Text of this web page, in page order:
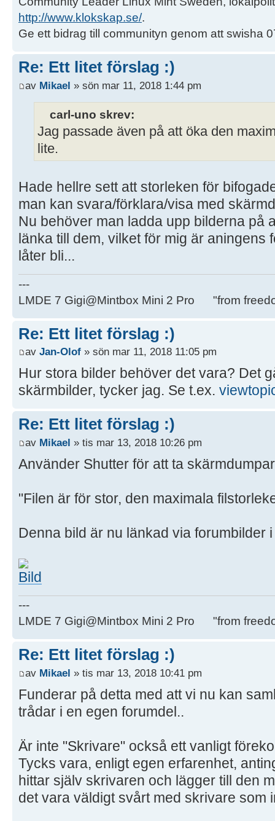
http://www.klokskap.se/.
Ge ett bidrag till communityn genom att swisha
Re: Ett litet förslag :)
av Mikael » sön mar 11, 2018 1:44 pm
carl-uno skrev:
Jag passade även på att öka den
lite.
Hade hellre sett att storleken för
man kan svara/förklara/visa med
Nu behöver man ladda upp bilderna på
länka till dem, vilket för mig är aningens
låter bli...
---
LMDE 7 Gigi@Mintbox Mini 2 Pro "from
Re: Ett litet förslag :)
av Jan-Olof » sön mar 11, 2018 11:05 pm
Hur stora bilder behöver det vara? Det
skärmbilder, tycker jag. Se t.ex.
Re: Ett litet förslag :)
av Mikael » tis mar 13, 2018 10:26 pm
Använder Shutter för att ta
"Filen är för stor, den maximala
Denna bild är nu länkad via forumbilder
---
LMDE 7 Gigi@Mintbox Mini 2 Pro "from
Re: Ett litet förslag :)
av Mikael » tis mar 13, 2018 10:41 pm
Funderar på detta med att vi nu kan
trådar i en egen forumdel..
Är inte "Skrivare" också ett vanligt
Tycks vara, enligt egen erfarenhet,
hittar själv skrivaren och lägger till den
det vara väldigt svårt med skrivare som